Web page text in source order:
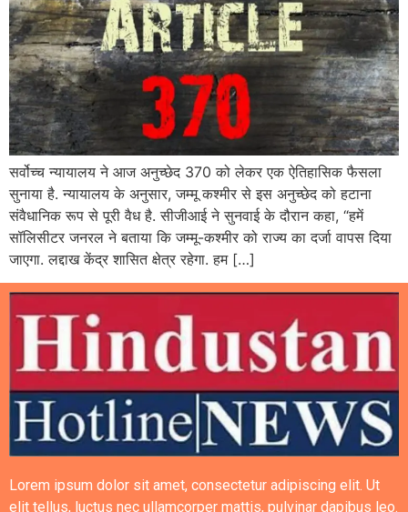
सर्वोच्च न्यायालय ने आज अनुच्छेद 370 को लेकर एक ऐतिहासिक फैसला
सुनाया है. न्यायालय के अनुसार, जम्मू कश्मीर से इस अनुच्छेद को हटाना
संवैधानिक रूप से पूरी वैध है. सीजीआई ने सुनवाई के दौरान कहा, “हमें
सॉलिसीटर जनरल ने बताया कि जम्मू-कश्मीर को राज्य का दर्जा वापस दिया
जाएगा. लद्दाख केंद्र शासित क्षेत्र रहेगा. हम […]
Lorem ipsum dolor sit amet, consectetur adipiscing elit. Ut
elit tellus, luctus nec ullamcorper mattis, pulvinar dapibus leo.